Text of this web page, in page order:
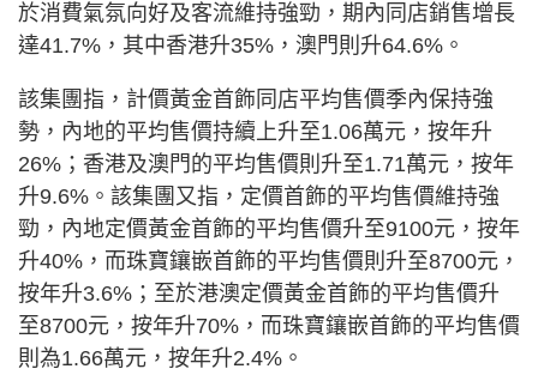
於消費氣氛向好及客流維持強勁，期內同店銷售增長
達41.7%，其中香港升35%，澳門則升64.6%。
該集團指，計價黃金首飾同店平均售價季內保持強
勢，內地的平均售價持續上升至1.06萬元，按年升
26%；香港及澳門的平均售價則升至1.71萬元，按年
升9.6%。該集團又指，定價首飾的平均售價維持強
勁，內地定價黃金首飾的平均售價升至9100元，按年
升40%，而珠寶鑲嵌首飾的平均售價則升至8700元，
按年升3.6%；至於港澳定價黃金首飾的平均售價升
至8700元，按年升70%，而珠寶鑲嵌首飾的平均售價
則為1.66萬元，按年升2.4%。